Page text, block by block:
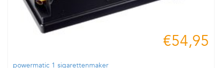
€54,95
powermatic 1 sigarettenmaker